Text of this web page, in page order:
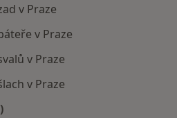
v Praze
v Praze
v Praze
v Praze